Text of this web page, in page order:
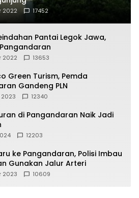
2022 17452
Pantai Legok Jawa,
2022 13653
Green Turism, Pemda
Gandeng PLN
2023 12340
di Pangandaran Naik Jadi
12203
ke Pangandaran, Polisi Imbau
Gunakan Jalur Arteri
2023 10609